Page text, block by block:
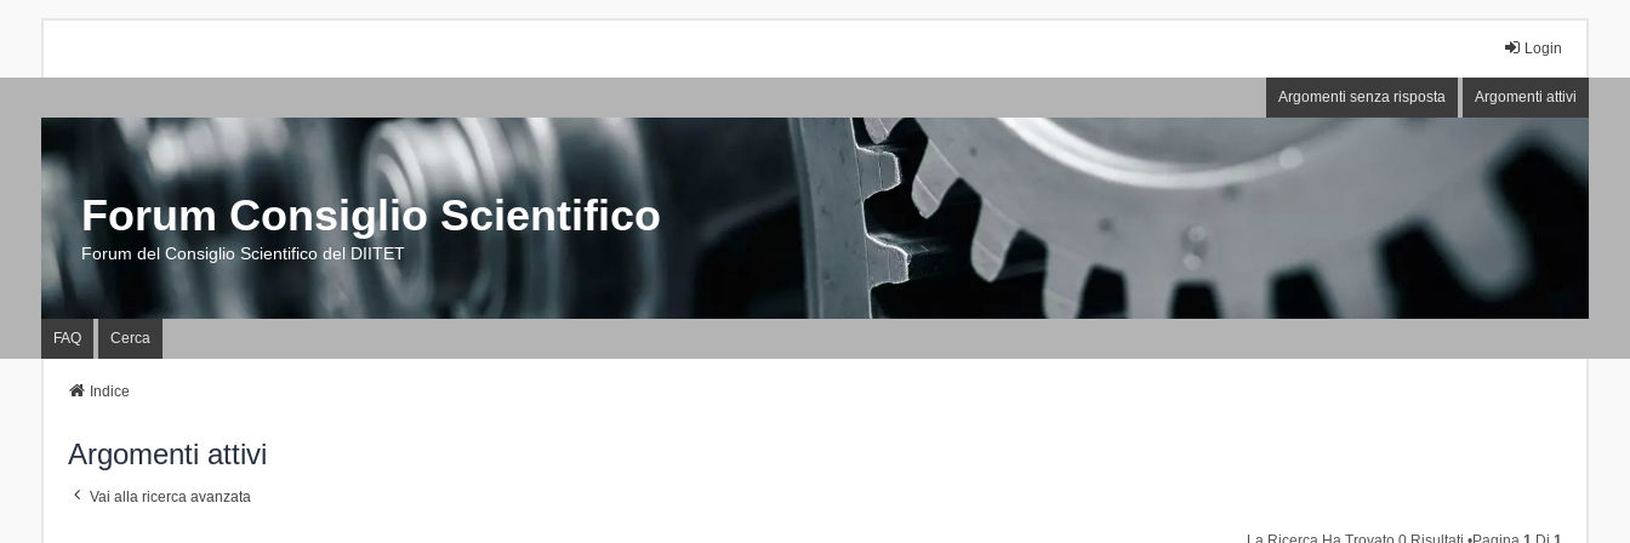
Login
Argomenti senza risposta Argomenti attivi
Forum Consiglio Scientifico
Forum del Consiglio Scientifico del DIITET
FAQ Cerca
Indice
Argomenti attivi
Vai alla ricerca avanzata